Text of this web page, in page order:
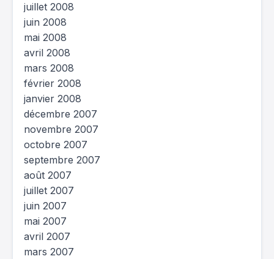
juillet 2008
juin 2008
mai 2008
avril 2008
mars 2008
février 2008
janvier 2008
décembre 2007
novembre 2007
octobre 2007
septembre 2007
août 2007
juillet 2007
juin 2007
mai 2007
avril 2007
mars 2007